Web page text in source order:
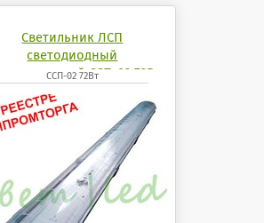
Светильник ЛСП
светодиодный
ССП-02 72Вт
4200К 6500K mobilux
ССП-02 72Вт